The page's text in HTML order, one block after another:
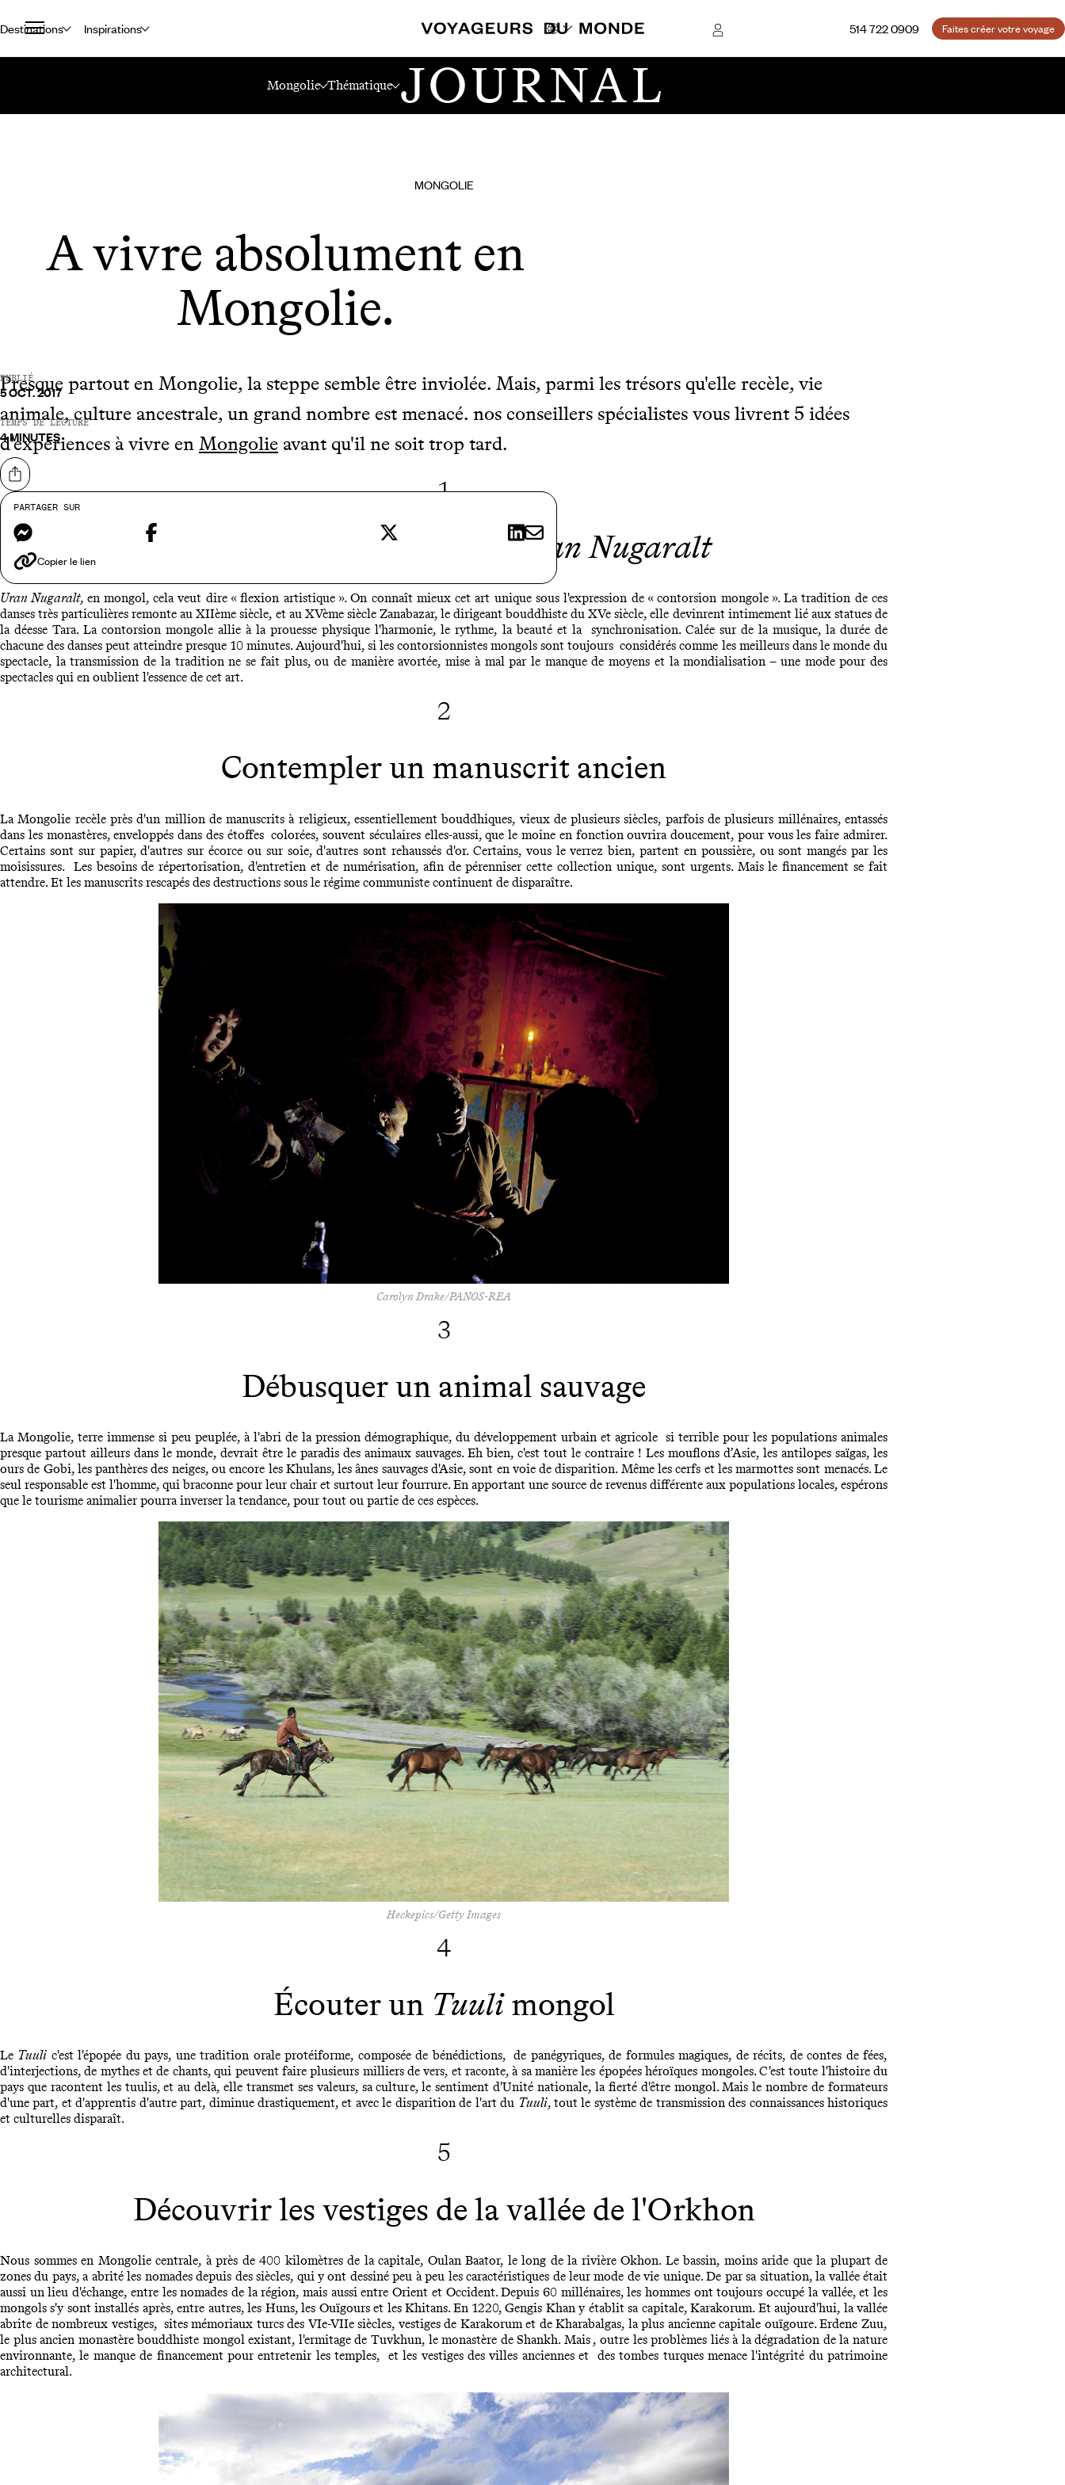
Destinations Inspirations 514 722 0909 Faites créer votre voyage
Mongolie Thématique JOURNAL
MONGOLIE
A vivre absolument en
Mongolie.
PUBLIÉ
5 OCT. 2017
TEMPS DE LECTURE
4 MINUTES
Partager sur
PARTAGER SUR
Messenger X LinkedIn
E-mail
Copier le lien
Presque partout en Mongolie, la steppe semble être inviolée. Mais, parmi les trésors qu'elle recèle, vie
animale, culture ancestrale, un grand nombre est menacé. nos conseillers spécialistes vous livrent 5 idées
d'expériences à vivre en Mongolie avant qu'il ne soit trop tard.
1
Admirer un spectacle deUran Nugaralt
Uran Nugaralt, en mongol, cela veut dire « flexion artistique ». On connaît mieux cet art unique sous l'expression de « contorsion mongole ». La tradition de ces
danses très particulières remonte au XIIème siècle, et au XVème siècle Zanabazar, le dirigeant bouddhiste du XVe siècle, elle devinrent intimement lié aux statues de
la déesse Tara. La contorsion mongole allie à la prouesse physique l'harmonie, le rythme, la beauté et la synchronisation. Calée sur de la musique, la durée de
chacune des danses peut atteindre presque 10 minutes. Aujourd'hui, si les contorsionnistes mongols sont toujours considérés comme les meilleurs dans le monde du
spectacle, la transmission de la tradition ne se fait plus, ou de manière avortée, mise à mal par le manque de moyens et la mondialisation – une mode pour des
spectacles qui en oublient l'essence de cet art.
2
Contempler un manuscrit ancien
La Mongolie recèle près d'un million de manuscrits à religieux, essentiellement bouddhiques, vieux de plusieurs siècles, parfois de plusieurs millénaires, entassés
dans les monastères, enveloppés dans des étoffes colorées, souvent séculaires elles-aussi, que le moine en fonction ouvrira doucement, pour vous les faire admirer.
Certains sont sur papier, d'autres sur écorce ou sur soie, d'autres sont rehaussés d'or. Certains, vous le verrez bien, partent en poussière, ou sont mangés par les
moisissures. Les besoins de répertorisation, d'entretien et de numérisation, afin de pérenniser cette collection unique, sont urgents. Mais le financement se fait
attendre. Et les manuscrits rescapés des destructions sous le régime communiste continuent de disparaître.
Carolyn Drake/PANOS-REA
3
Débusquer un animal sauvage
La Mongolie, terre immense si peu peuplée, à l'abri de la pression démographique, du développement urbain et agricole si terrible pour les populations animales
presque partout ailleurs dans le monde, devrait être le paradis des animaux sauvages. Eh bien, c'est tout le contraire ! Les mouflons d’Asie, les antilopes saïgas, les
ours de Gobi, les panthères des neiges, ou encore les Khulans, les ânes sauvages d'Asie, sont en voie de disparition. Même les cerfs et les marmottes sont menacés. Le
seul responsable est l'homme, qui braconne pour leur chair et surtout leur fourrure. En apportant une source de revenus différente aux populations locales, espérons
que le tourisme animalier pourra inverser la tendance, pour tout ou partie de ces espèces.
Heckepics/Getty Images
4
Écouter un Tuulimongol
Le Tuuli c'est l'épopée du pays, une tradition orale protéiforme, composée de bénédictions, de panégyriques, de formules magiques, de récits, de contes de fées,
d'interjections, de mythes et de chants, qui peuvent faire plusieurs milliers de vers, et raconte, à sa manière les épopées héroïques mongoles. C'est toute l'histoire du
pays que racontent les tuulis, et au delà, elle transmet ses valeurs, sa culture, le sentiment d'Unité nationale, la fierté d'être mongol. Mais le nombre de formateurs
d'une part, et d'apprentis d'autre part, diminue drastiquement, et avec le disparition de l'art du Tuuli, tout le système de transmission des connaissances historiques
et culturelles disparaît.
5
Découvrir les vestiges de la vallée de l'Orkhon
Nous sommes en Mongolie centrale, à près de 400 kilomètres de la capitale, Oulan Baator, le long de la rivière Okhon. Le bassin, moins aride que la plupart de
zones du pays, a abrité les nomades depuis des siècles, qui y ont dessiné peu à peu les caractéristiques de leur mode de vie unique. De par sa situation, la vallée était
aussi un lieu d'échange, entre les nomades de la région, mais aussi entre Orient et Occident. Depuis 60 millénaires, les hommes ont toujours occupé la vallée, et les
mongols s'y sont installés après, entre autres, les Huns, les Ouïgours et les Khitans. En 1220, Gengis Khan y établit sa capitale, Karakorum. Et aujourd'hui, la vallée
abrite de nombreux vestiges, sites mémoriaux turcs des VIe-VIIe siècles, vestiges de Karakorum et de Kharabalgas, la plus ancienne capitale ouïgoure. Erdene Zuu,
le plus ancien monastère bouddhiste mongol existant, l'ermitage de Tuvkhun, le monastère de Shankh. Mais , outre les problèmes liés à la dégradation de la nature
environnante, le manque de financement pour entretenir les temples, et les vestiges des villes anciennes et des tombes turques menace l'intégrité du patrimoine
architectural.